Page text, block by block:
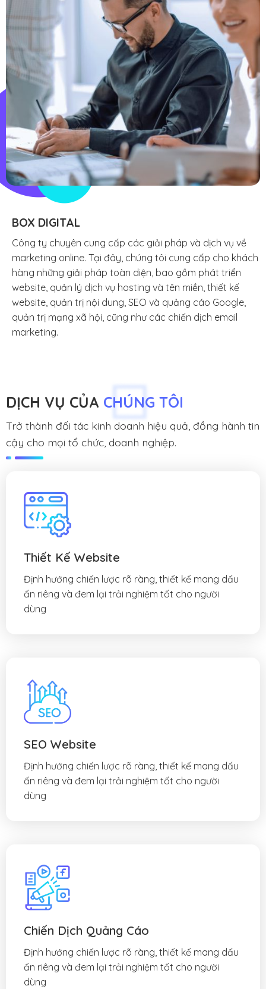
BOX DIGITAL
Công ty chuyên cung cấp các giải pháp và dịch vụ về
marketing online. Tại đây, chúng tôi cung cấp cho khách
hàng những giải pháp toàn diện, bao gồm phát triển
website, quản lý dịch vụ hosting và tên miền, thiết kế
website, quản trị nội dung, SEO và quảng cáo Google,
quản trị mạng xã hội, cũng như các chiến dịch email
marketing.
DỊCH VỤ CỦA CHÚNG TÔI
Trở thành đối tác kinh doanh hiệu quả, đồng hành tin
cậy cho mọi tổ chức, doanh nghiệp.
Thiết Kế Website
Định hướng chiến lược rõ ràng, thiết kế mang dấu
ấn riêng và đem lại trải nghiệm tốt cho người
dùng
SEO Website
Định hướng chiến lược rõ ràng, thiết kế mang dấu
ấn riêng và đem lại trải nghiệm tốt cho người
dùng
Chiến Dịch Quảng Cáo
Định hướng chiến lược rõ ràng, thiết kế mang dấu
ấn riêng và đem lại trải nghiệm tốt cho người
dùng